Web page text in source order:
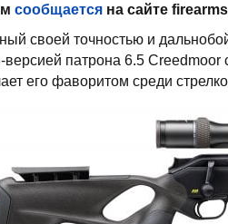
сообщается на сайте
своей точностью и
версией патрона 6.5 Creedmoor
его фаворитом среди